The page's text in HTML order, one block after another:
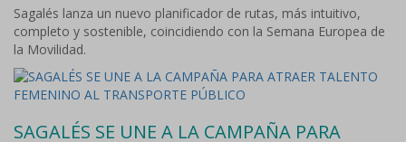
Sagalés lanza un nuevo planificador de rutas, más intuitivo,
completo y sostenible, coincidiendo con la Semana Europea de
la Movilidad.
SAGALÉS SE UNE A LA CAMPAÑA PARA